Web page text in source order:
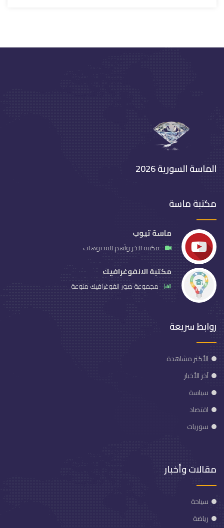
الماسة السورية 2026
مكتبة ماسة
ماسة تيوب
مكتبة لآخر وأهم الفديوهات
مكتبة الانفوغرافيك
مجموعة صور انفوغرافيك منوعة
روابط سريعة
الأكثر مشاهدة
آخر الأخبار
سياسة
اقتصاد
سوريات
مقالات وأخبار
سياحة
رياضة